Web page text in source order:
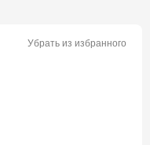
Убрать из избранного